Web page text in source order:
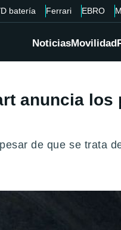
batería Ferrari EBRO
NoticiasMovilidad
anuncia
de que se trata